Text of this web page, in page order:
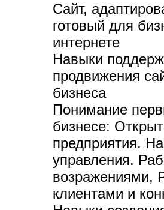
Сайт,
готовый для
интернете
Навыки
продвижения
бизнеса
Понимание
бизнесе:
предприятия.
управления.
возражениями,
клиентами и